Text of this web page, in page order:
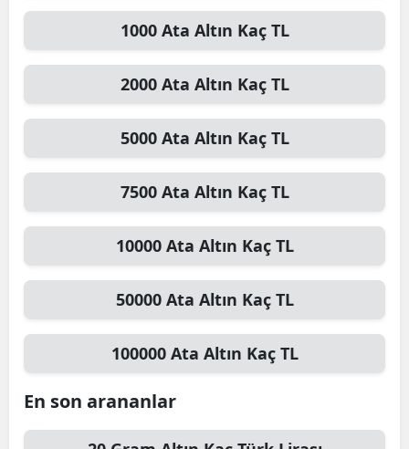
1000 Ata Altın Kaç TL
2000 Ata Altın Kaç TL
5000 Ata Altın Kaç TL
7500 Ata Altın Kaç TL
10000 Ata Altın Kaç TL
50000 Ata Altın Kaç TL
100000 Ata Altın Kaç TL
En son arananlar